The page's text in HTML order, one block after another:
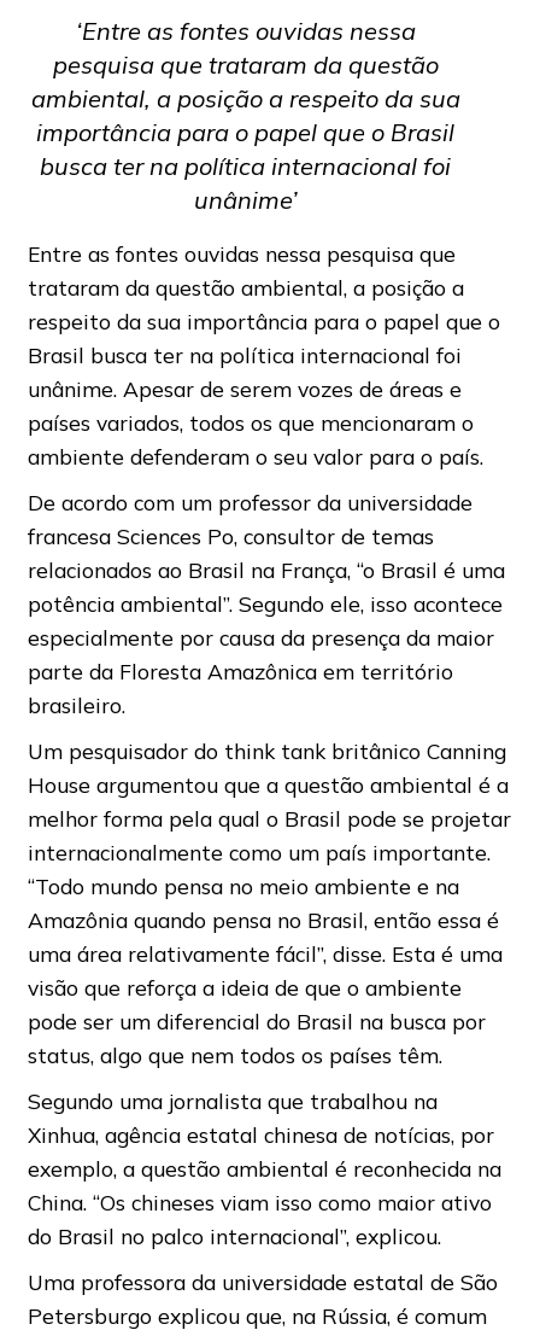
‘Entre as fontes ouvidas nessa
pesquisa que trataram da questão
ambiental, a posição a respeito da sua
importância para o papel que o Brasil
busca ter na política internacional foi
unânime’
Entre as fontes ouvidas nessa pesquisa que
trataram da questão ambiental, a posição a
respeito da sua importância para o papel que o
Brasil busca ter na política internacional foi
unânime. Apesar de serem vozes de áreas e
países variados, todos os que mencionaram o
ambiente defenderam o seu valor para o país.
De acordo com um professor da universidade
francesa Sciences Po, consultor de temas
relacionados ao Brasil na França, “o Brasil é uma
potência ambiental”. Segundo ele, isso acontece
especialmente por causa da presença da maior
parte da Floresta Amazônica em território
brasileiro.
Um pesquisador do think tank britânico Canning
House argumentou que a questão ambiental é a
melhor forma pela qual o Brasil pode se projetar
internacionalmente como um país importante.
“Todo mundo pensa no meio ambiente e na
Amazônia quando pensa no Brasil, então essa é
uma área relativamente fácil”, disse. Esta é uma
visão que reforça a ideia de que o ambiente
pode ser um diferencial do Brasil na busca por
status, algo que nem todos os países têm.
Segundo uma jornalista que trabalhou na
Xinhua, agência estatal chinesa de notícias, por
exemplo, a questão ambiental é reconhecida na
China. “Os chineses viam isso como maior ativo
do Brasil no palco internacional”, explicou.
Uma professora da universidade estatal de São
Petersburgo explicou que, na Rússia, é comum